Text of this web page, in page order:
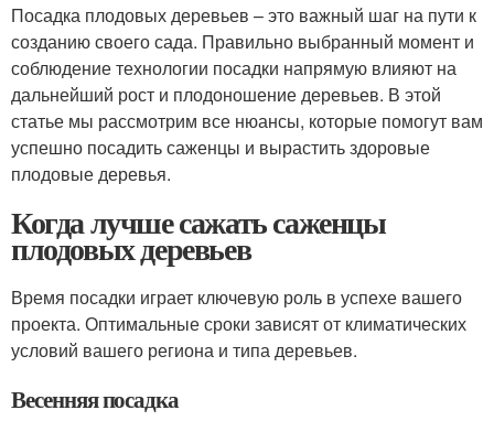
Посадка плодовых деревьев – это важный шаг на пути к
созданию своего сада. Правильно выбранный момент и
соблюдение технологии посадки напрямую влияют на
дальнейший рост и плодоношение деревьев. В этой
статье мы рассмотрим все нюансы, которые помогут вам
успешно посадить саженцы и вырастить здоровые
плодовые деревья.
Когда лучше сажать саженцы
плодовых деревьев
Время посадки играет ключевую роль в успехе вашего
проекта. Оптимальные сроки зависят от климатических
условий вашего региона и типа деревьев.
Весенняя посадка